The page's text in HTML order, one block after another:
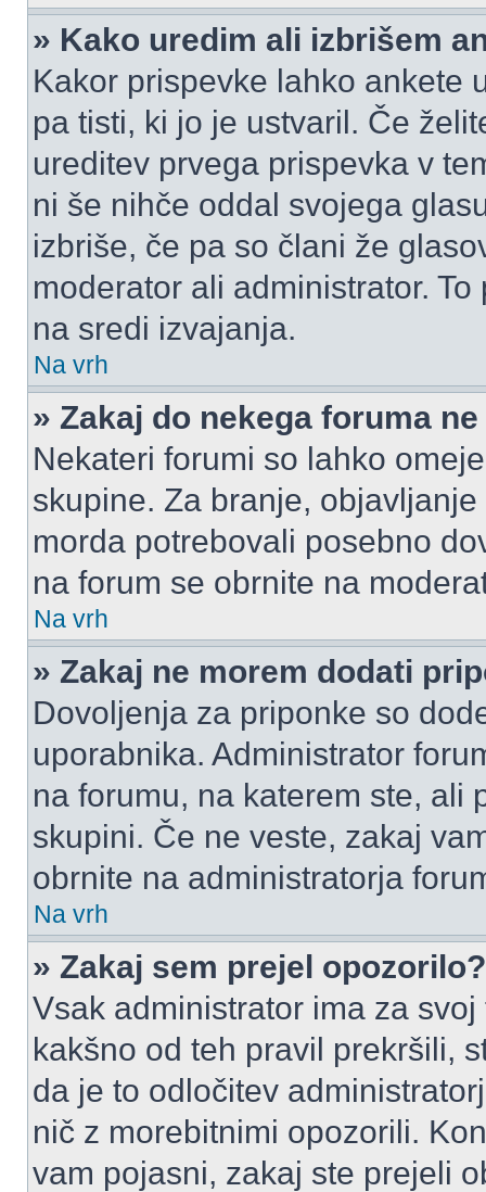
» Kako uredim ali izbrišem
Kakor prispevke lahko ankete
pa tisti, ki jo je ustvaril. Če
ureditev prvega prispevka v
ni še nihče oddal svojega
izbriše, če pa so člani že
moderator ali administrator.
na sredi izvajanja.
Na vrh
» Zakaj do nekega foruma
Nekateri forumi so lahko
skupine. Za branje,
morda potrebovali posebno
na forum se obrnite na
Na vrh
» Zakaj ne morem dodati
Dovoljenja za priponke so
uporabnika. Administrator
na forumu, na katerem ste, ali
skupini. Če ne veste, zakaj
obrnite na administratorja
Na vrh
» Zakaj sem prejel opozorilo?
Vsak administrator ima za
kakšno od teh pravil prekršili,
da je to odločitev
nič z morebitnimi opozorili.
vam pojasni, zakaj ste prejeli